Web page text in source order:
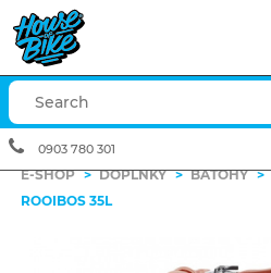
E-SHOP > DOPLNKY > BATOHY >
ROOIBOS 35L
0903 780 301